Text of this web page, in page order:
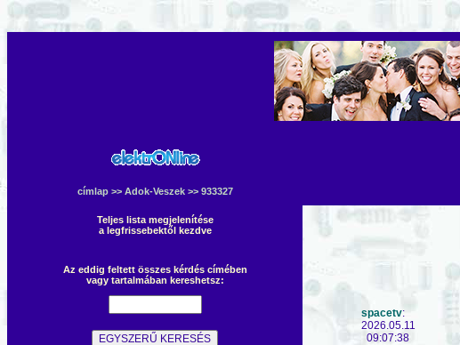
címlap>> Adok-Veszek>> 933327
Teljes lista megjelenítése
a legfrissebektől kezdve
Az eddig feltett összes kérdés címében
vagy tartalmában kereshetsz:
spacetv:
2026.05.11
09:07:38